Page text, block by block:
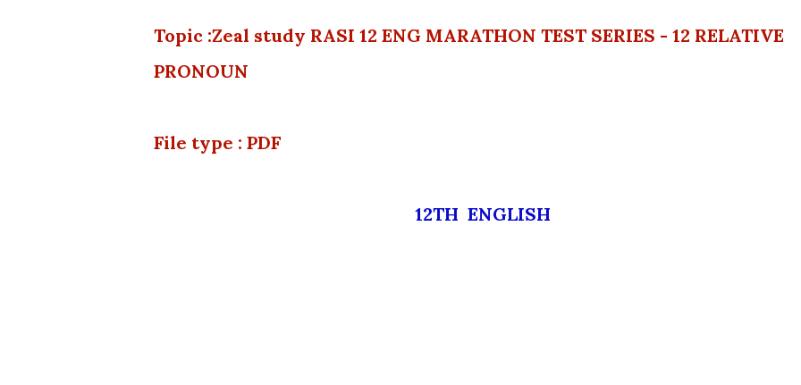
Topic :Zeal study RASI 12 ENG MARATHON TEST SERIES - 12 RELATIVE
PRONOUN
File type : PDF
12TH ENGLISH